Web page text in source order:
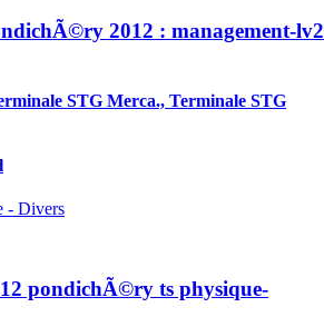
2012 : management-lv2
STG Merca., Terminale STG
- Divers
pondichÃ©ry ts physique-